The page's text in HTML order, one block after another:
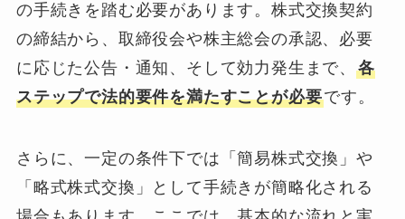
の手続きを踏む必要があります。株式交換契約
の締結から、取締役会や株主総会の承認、必要
に応じた公告・通知、そして効力発生まで、各
ステップで法的要件を満たすことが必要です。
さらに、一定の条件下では「簡易株式交換」や
「略式株式交換」として手続きが簡略化される